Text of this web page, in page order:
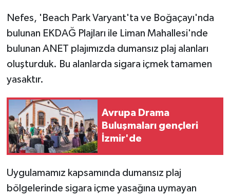
Nefes, 'Beach Park Varyant'ta ve Boğaçayı'nda
bulunan EKDAĞ Plajları ile Liman Mahallesi'nde
bulunan ANET plajımızda dumansız plaj alanları
oluşturduk. Bu alanlarda sigara içmek tamamen
yasaktır.
Avrupa Drama
Buluşmaları gençleri
İzmir'de
Uygulamamız kapsamında dumansız plaj
bölgelerinde sigara içme yasağına uymayan